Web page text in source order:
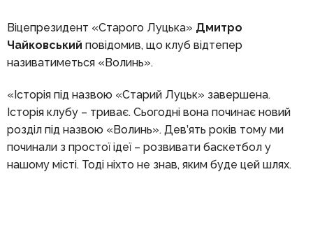
Віцепрезидент «Старого Луцька» Дмитро
Чайковський повідомив, що клуб відтепер
називатиметься «Волинь».
«Історія під назвою «Старий Луцьк» завершена.
Історія клубу – триває. Сьогодні вона починає новий
розділ під назвою «Волинь». Дев’ять років тому ми
починали з простої ідеї – розвивати баскетбол у
нашому місті. Тоді ніхто не знав, яким буде цей шлях.